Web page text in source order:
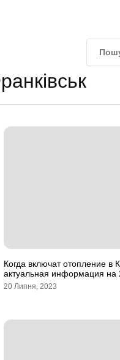
Когда включат отопление в
актуальная информация на
20 Липня, 2023